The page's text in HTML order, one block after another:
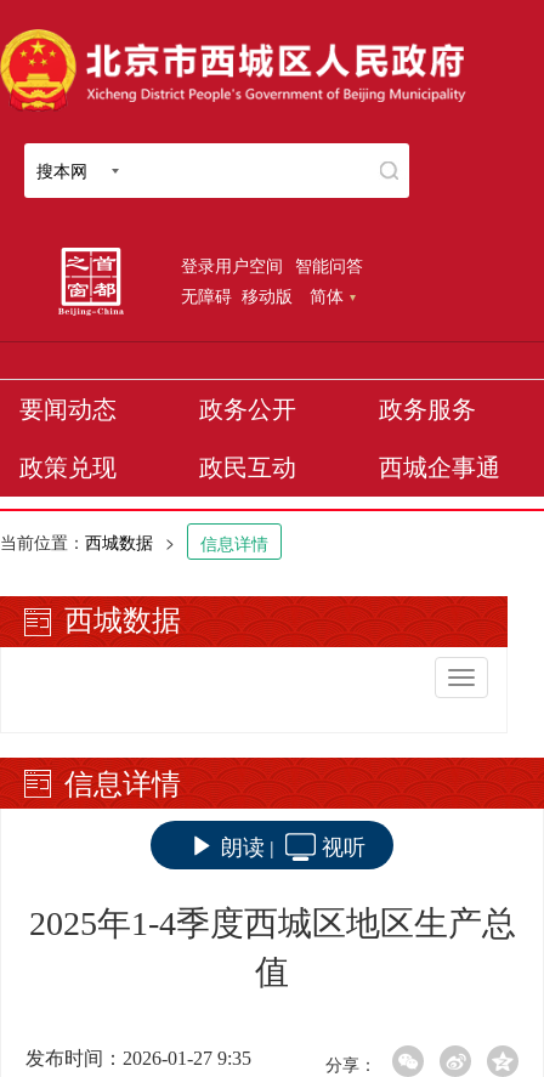
搜本网
登录用户空间 智能问答
无障碍 移动版 简体
要闻动态 政务公开 政务服务
政策兑现 政民互动 西城企事通
当前位置： 西城数据 > 信息详情
西城数据
切
换
航
信息详情
朗读 | 视听
2025年1-4季度西城区地区生产总
值
发布时间：2026-01-27 9:35 分享：